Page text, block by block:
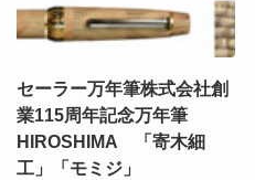
セーラー万年筆株式会社創
業115周年記念万年筆
HIROSHIMA 「寄木細
工」「モミジ」